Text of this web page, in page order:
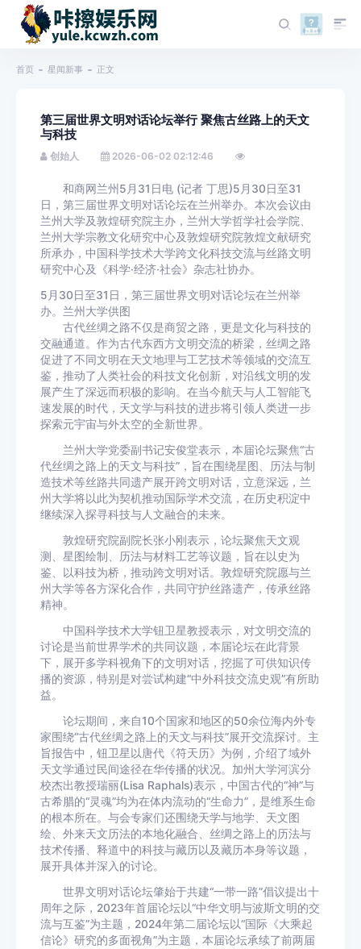
首页 星闻新事 正文
第三届世界文明对话论坛举行 聚焦古丝路上的天文
与科技
创始人 2026-06-02 02:12:46
和商网兰州5月31日电 (记者 丁思)5月30日至31
日，第三届世界文明对话论坛在兰州举办。本次会议由
兰州大学及敦煌研究院主办，兰州大学哲学社会学院、
兰州大学宗教文化研究中心及敦煌研究院敦煌文献研究
所承办，中国科学技术大学跨文化科技交流与丝路文明
研究中心及《科学·经济·社会》杂志社协办。
5月30日至31日，第三届世界文明对话论坛在兰州举
办。兰州大学供图
古代丝绸之路不仅是商贸之路，更是文化与科技的
交融通道。作为古代东西方文明交流的桥梁，丝绸之路
促进了不同文明在天文地理与工艺技术等领域的交流互
鉴，推动了人类社会的科技文化创新，对沿线文明的发
展产生了深远而积极的影响。在当今航天与人工智能飞
速发展的时代，天文学与科技的进步将引领人类进一步
探索元宇宙与外太空的全新世界。
兰州大学党委副书记安俊堂表示，本届论坛聚焦“古
代丝绸之路上的天文与科技”，旨在围绕星图、历法与制
造技术等丝路共同遗产展开跨文明对话，立意深远，兰
州大学将以此为契机推动国际学术交流，在历史积淀中
继续深入探寻科技与人文融合的未来。
敦煌研究院副院长张小刚表示，论坛聚焦天文观
测、星图绘制、历法与材料工艺等议题，旨在以史为
鉴、以科技为桥，推动跨文明对话。敦煌研究院愿与兰
州大学等各方深化合作，共同守护丝路遗产，传承丝路
精神。
中国科学技术大学钮卫星教授表示，对文明交流的
讨论是当前世界学术的共同议题，本届论坛在此背景
下，展开多学科视角下的文明对话，挖掘了可供知识传
播的资源，特别是对尝试构建“中外科技交流史观”有所助
益。
论坛期间，来自10个国家和地区的50余位海内外专
家围绕“古代丝绸之路上的天文与科技”展开交流探讨。主
旨报告中，钮卫星以唐代《符天历》为例，介绍了域外
天文学通过民间途径在华传播的状况。加州大学河滨分
校杰出教授瑞丽(Lisa Raphals)表示，中国古代的“神”与
古希腊的“灵魂”均为在体内流动的“生命力”，是维系生命
的根本所在。与会专家们还围绕天学与地学、天文图
绘、外来天文历法的本地化融合、丝绸之路上的历法与
技术传播、释道中的科技与藏历以及藏历本身等议题，
展开具体并深入的讨论。
世界文明对话论坛肇始于共建“一带一路”倡议提出十
周年之际，2023年首届论坛以“中华文明与波斯文明的交
流与互鉴”为主题，2024年第二届论坛以“国际《大乘起
信论》研究的多面视角”为主题，本届论坛承续了前两届